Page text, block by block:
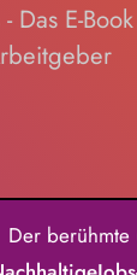
Das E-Book
Der berühmte